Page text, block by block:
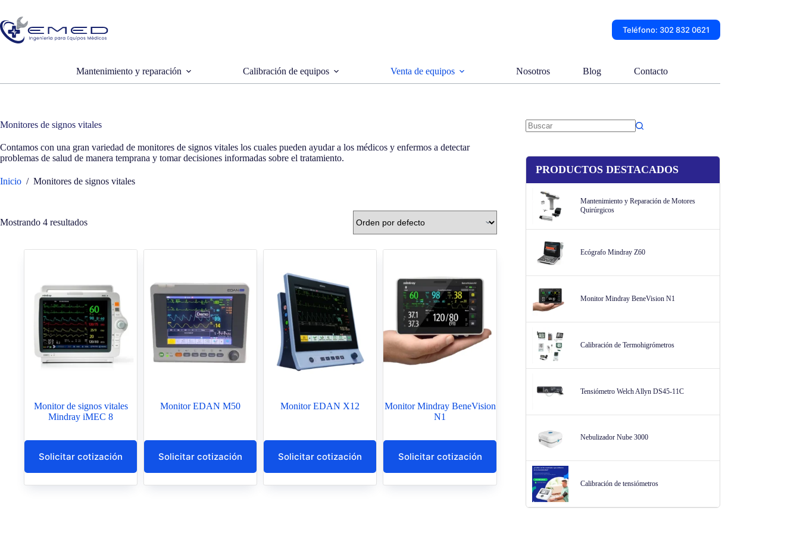
contenido
Teléfono: 302 832 0621
Mantenimiento y reparación Calibración de equipos Venta de equipos Nosotros Blog Contacto
Monitores de signos vitales
Contamos con una gran variedad de monitores de signos vitales los cuales pueden ayudar a los médicos y enfermos a detectar
problemas de salud de manera temprana y tomar decisiones informadas sobre el tratamiento.
Inicio / Monitores de signos vitales
Mostrando 4 resultados
Monitor de signos vitales
Mindray iMEC 8
Solicitar cotización
Monitor EDAN M50
Solicitar cotización
Monitor EDAN X12
Solicitar cotización
Monitor Mindray BeneVision
N1
Solicitar cotización
PRODUCTOS DESTACADOS
Mantenimiento y Reparación de Motores
Quirúrgicos
Ecógrafo Mindray Z60
Monitor Mindray BeneVision N1
Calibración de Termohigrómetros
Tensiómetro Welch Allyn DS45-11C
Nebulizador Nube 3000
Calibración de tensiómetros